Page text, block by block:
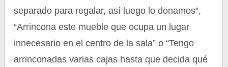
separado para regalar, así luego lo donamos”,
“Arrincona este mueble que ocupa un lugar
innecesario en el centro de la sala” o “Tengo
arrinconadas varias cajas hasta que decida qué